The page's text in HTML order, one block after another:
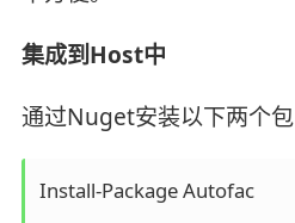
集成到Host中
通过Nuget安装以下两个包
Install-Package Autofac